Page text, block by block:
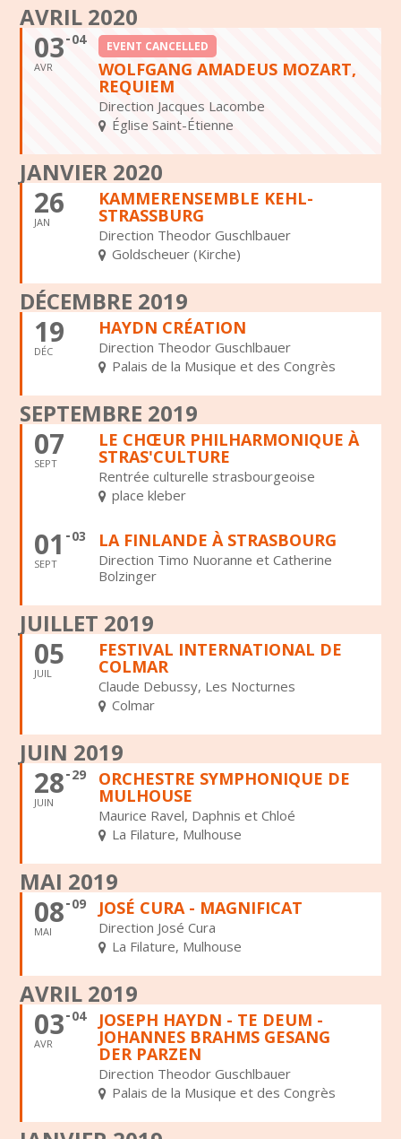
AVRIL 2020
03
AVR
04 EVENT CANCELLED
WOLFGANG AMADEUS MOZART,
REQUIEM
Direction Jacques Lacombe
Église Saint-Étienne
JANVIER 2020
26
JAN
KAMMERENSEMBLE KEHL-
STRASSBURG
Direction Theodor Guschlbauer
Goldscheuer (Kirche)
DÉCEMBRE 2019
19
DÉC
HAYDN CRÉATION
Direction Theodor Guschlbauer
Palais de la Musique et des Congrès
SEPTEMBRE 2019
07
SEPT
LE CHŒUR PHILHARMONIQUE À
STRAS'CULTURE
Rentrée culturelle strasbourgeoise
place kleber
01
SEPT
03 LA FINLANDE À STRASBOURG
Direction Timo Nuoranne et Catherine
Bolzinger
JUILLET 2019
05
JUIL
FESTIVAL INTERNATIONAL DE
COLMAR
Claude Debussy, Les Nocturnes
Colmar
JUIN 2019
28
JUIN
29 ORCHESTRE SYMPHONIQUE DE
MULHOUSE
Maurice Ravel, Daphnis et Chloé
La Filature, Mulhouse
MAI 2019
08
MAI
09 JOSÉ CURA - MAGNIFICAT
Direction José Cura
La Filature, Mulhouse
AVRIL 2019
03
AVR
04 JOSEPH HAYDN - TE DEUM -
JOHANNES BRAHMS GESANG
DER PARZEN
Direction Theodor Guschlbauer
Palais de la Musique et des Congrès